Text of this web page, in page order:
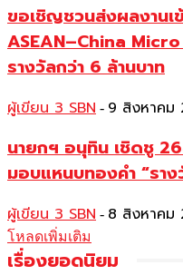
ขอเชิญชวนส่งผลงานเ
ASEAN–China
รางวัลกว่า 6 ล้านบาท
ผู้เขียน 3 SBN - 9 สิงหาคม
นายกฯ อนุทิน เชิดชู
มอบแหนบทองคำ “ราง
ผู้เขียน 3 SBN - 8 สิงหาคม
โหลดเพิ่มเติม
เรื่องยอดนิยม